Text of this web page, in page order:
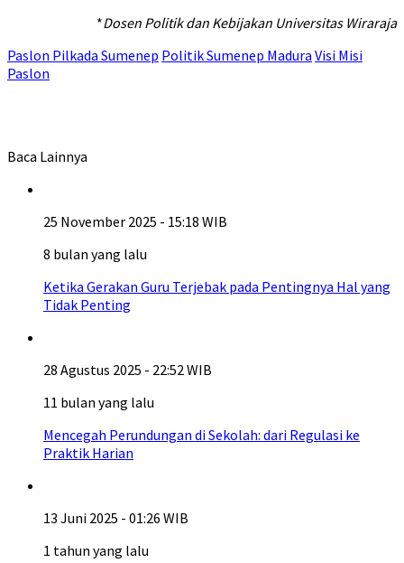
*Dosen Politik dan Kebijakan Universitas Wiraraja
Paslon Pilkada Sumenep Politik Sumenep Madura Visi Misi
Paslon
Baca Lainnya
25 November 2025 - 15:18 WIB
8 bulan yang lalu
Ketika Gerakan Guru Terjebak pada Pentingnya Hal yang
Tidak Penting
28 Agustus 2025 - 22:52 WIB
11 bulan yang lalu
Mencegah Perundungan di Sekolah: dari Regulasi ke
Praktik Harian
13 Juni 2025 - 01:26 WIB
1 tahun yang lalu